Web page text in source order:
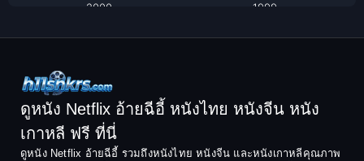
Comedy ตลก
2000
1999
1994
1992
1991
1990
1988
1987
ดูหนัง Netflix อ้ายฉีอี้ หนังไทย หนังจีน หนัง
เกาหลี ฟรี ที่นี่
ดูหนัง Netflix อ้ายฉีอี้ รวมถึงหนังไทย หนังจีน และหนังเกาหลีคุณภาพ